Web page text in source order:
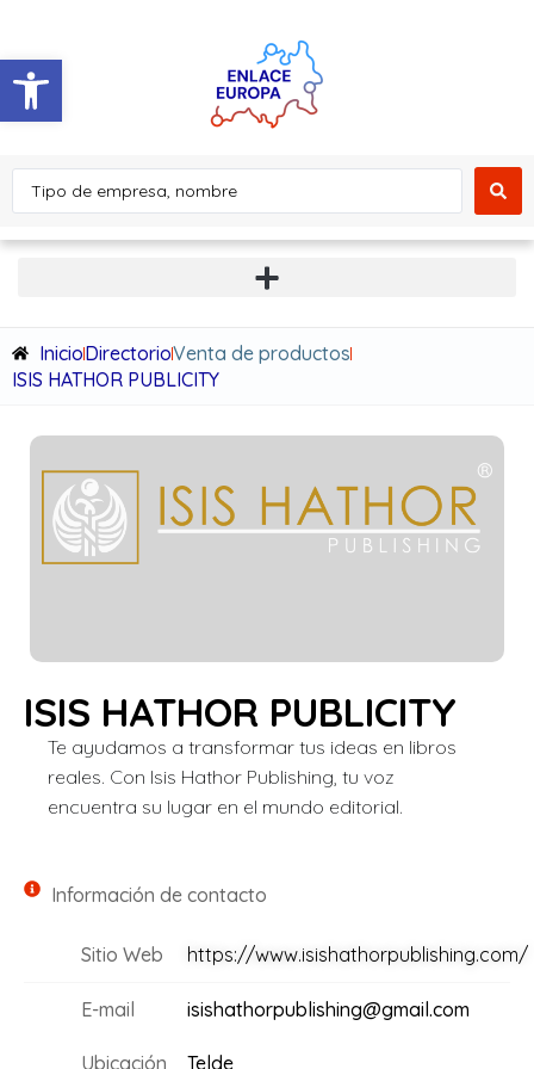
Abrir barra de herramientas
InicioDirectorioVenta de productos
ISIS HATHOR PUBLICITY
ISIS HATHOR PUBLICITY
Te ayudamos a transformar tus ideas en libros
reales. Con Isis Hathor Publishing, tu voz
encuentra su lugar en el mundo editorial.
Información de contacto
Sitio Web https://www.isishathorpublishing.com/
E-mail isishathorpublishing@gmail.com
Ubicación Telde